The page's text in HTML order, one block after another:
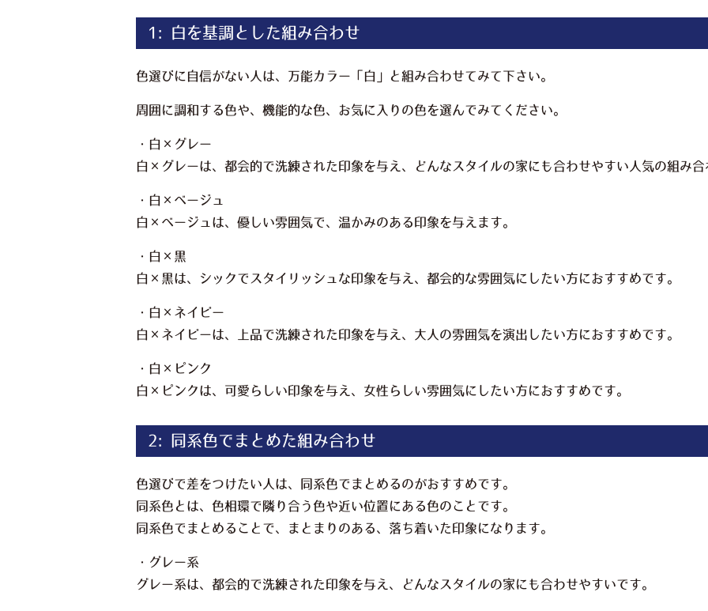
1: 白を基調とした組み合わせ
色選びに自信がない人は、万能カラー「白」と組み合わせてみて下さい。
周囲に調和する色や、機能的な色、お気に入りの色を選んでみてください。
・白×グレー
白×グレーは、都会的で洗練された印象を与え、どんなスタイルの家にも合わせやすい人気の組み合
・白×ベージュ
白×ベージュは、優しい雰囲気で、温かみのある印象を与えます。
・白×黒
白×黒は、シックでスタイリッシュな印象を与え、都会的な雰囲気にしたい方におすすめです。
・白×ネイビー
白×ネイビーは、上品で洗練された印象を与え、大人の雰囲気を演出したい方におすすめです。
・白×ピンク
白×ピンクは、可愛らしい印象を与え、女性らしい雰囲気にしたい方におすすめです。
2: 同系色でまとめた組み合わせ
色選びで差をつけたい人は、同系色でまとめるのがおすすめです。
同系色とは、色相環で隣り合う色や近い位置にある色のことです。
同系色でまとめることで、まとまりのある、落ち着いた印象になります。
・グレー系
グレー系は、都会的で洗練された印象を与え、どんなスタイルの家にも合わせやすいです。